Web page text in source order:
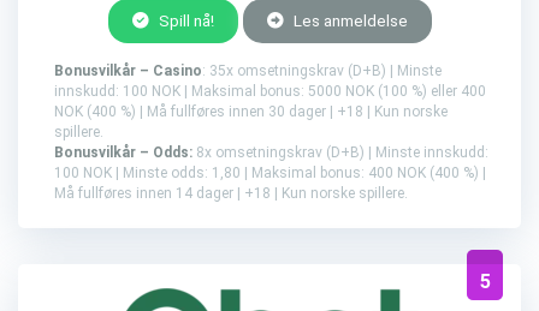
Spill nå! Les anmeldelse
Bonusvilkår – Casino: 35x omsetningskrav (D+B) | Minste
innskudd: 100 NOK | Maksimal bonus: 5000 NOK (100 %) eller 400
NOK (400 %) | Må fullføres innen 30 dager | +18 | Kun norske
spillere.
Bonusvilkår – Odds: 8x omsetningskrav (D+B) | Minste innskudd:
100 NOK | Minste odds: 1,80 | Maksimal bonus: 400 NOK (400 %) |
Må fullføres innen 14 dager | +18 | Kun norske spillere.
5